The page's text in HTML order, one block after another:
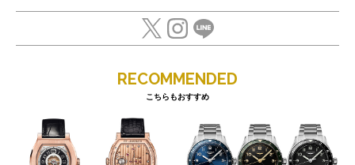
RECOMMENDED
こちらもおすすめ